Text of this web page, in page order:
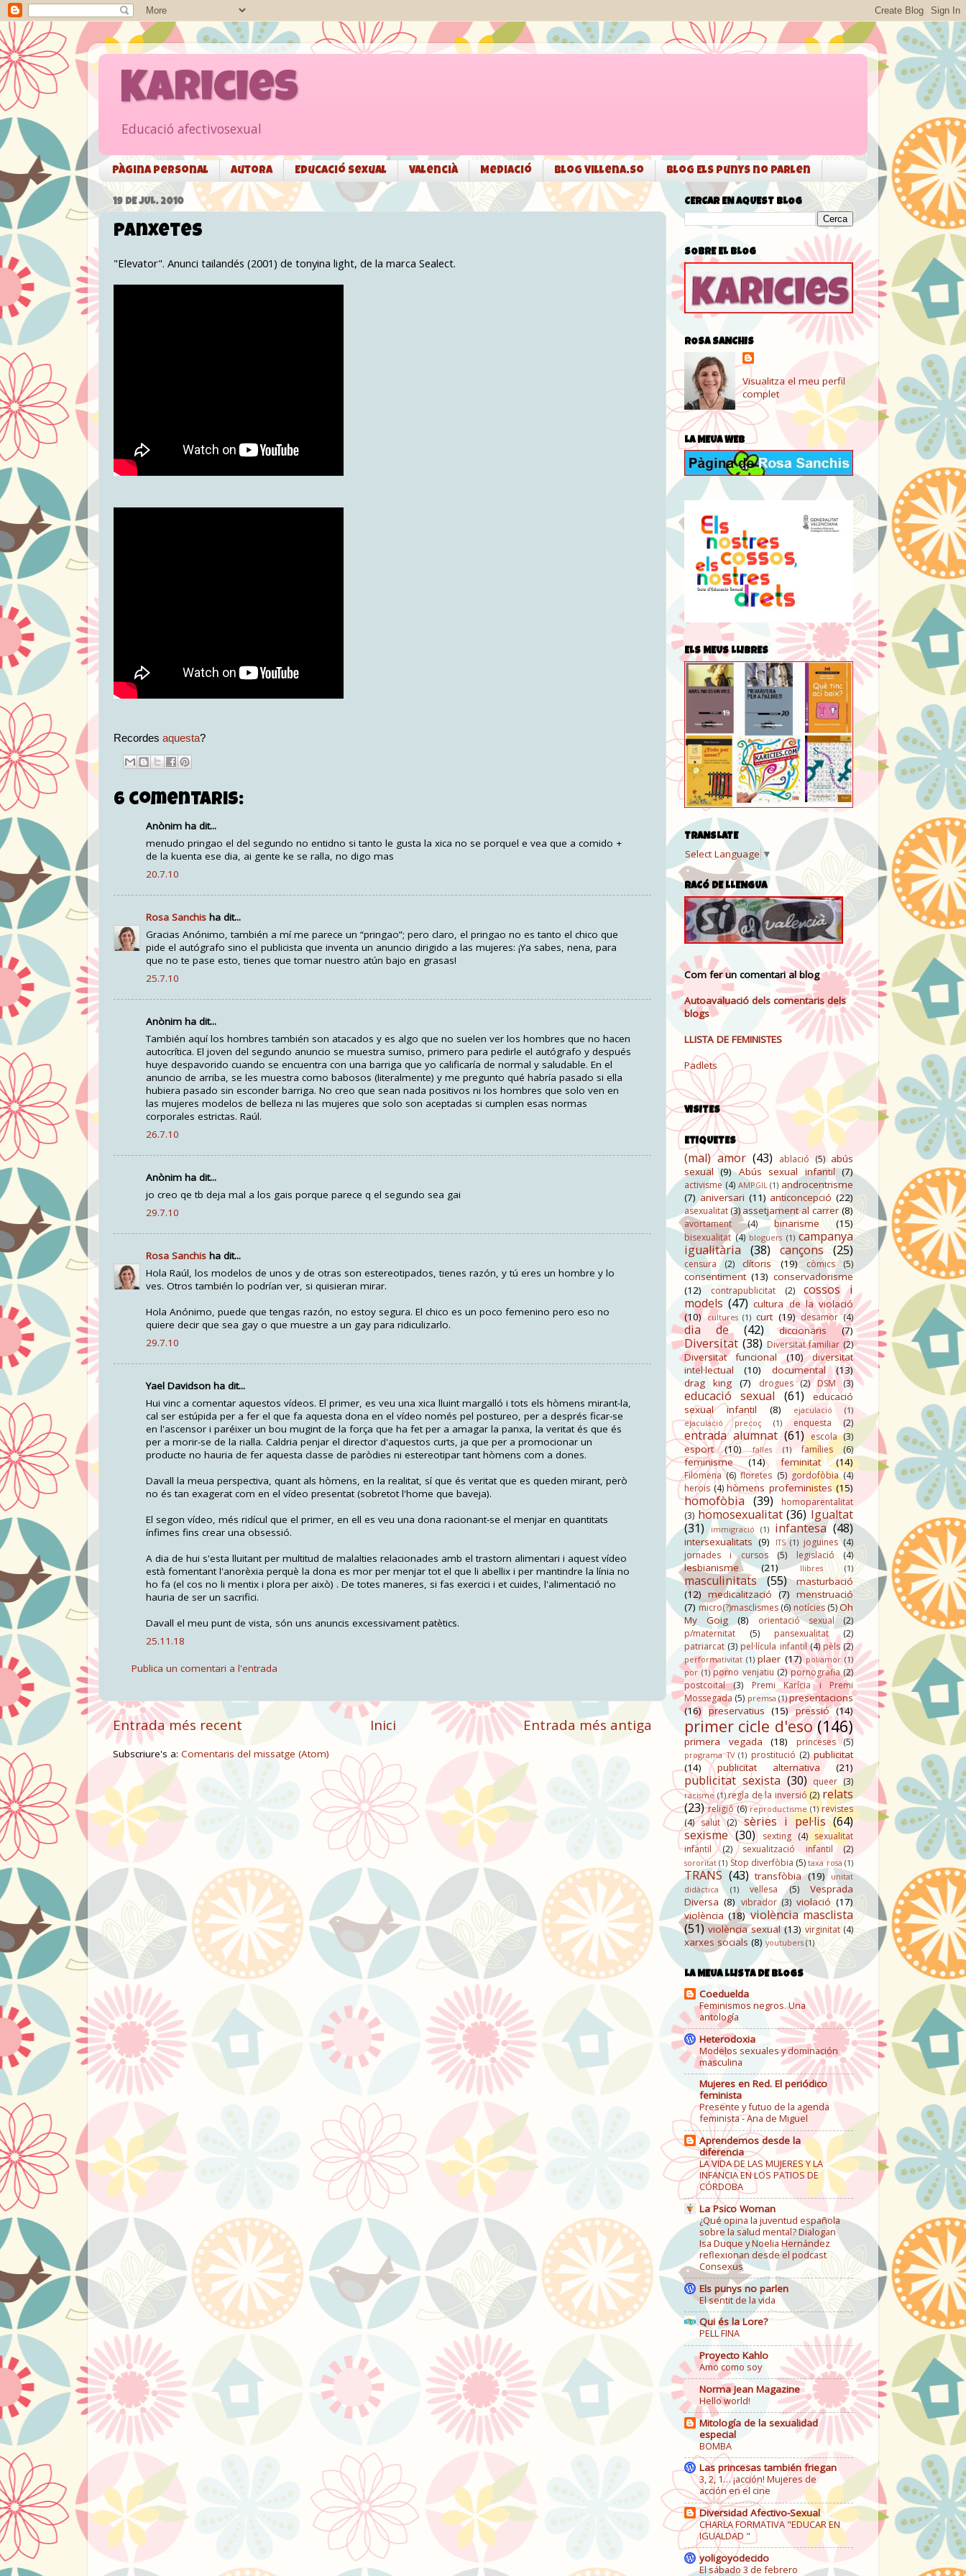
Karicies
Educació afectivosexual
Pàgina personal Autora Educació sexual Valencià Mediació Blog Villena.so Blog Els punys no parlen
19 DE JUL. 2010
Panxetes
"Elevator". Anunci tailandés (2001) de tonyina light, de la marca Sealect.
Recordes aquesta?
6 comentaris:
Anònim ha dit...
menudo pringao el del segundo no entidno si tanto le gusta la xica no se porquel e vea que a comido +
de la kuenta ese dia, ai gente ke se ralla, no digo mas
20.7.10
Rosa Sanchis ha dit...
Gracias Anónimo, también a mí me parece un “pringao”; pero claro, el pringao no es tanto el chico que
pide el autógrafo sino el publicista que inventa un anuncio dirigido a las mujeres: ¡Ya sabes, nena, para
que no te pase esto, tienes que tomar nuestro atún bajo en grasas!
25.7.10
Anònim ha dit...
También aquí los hombres también son atacados y es algo que no suelen ver los hombres que no hacen
autocrítica. El joven del segundo anuncio se muestra sumiso, primero para pedirle el autógrafo y después
huye despavorido cuando se encuentra con una barriga que yo calificaría de normal y saludable. En el
anuncio de arriba, se les muestra como babosos (literalmente) y me pregunto qué habría pasado si ella
hubiera pasado sin esconder barriga. No creo que sean nada positivos ni los hombres que solo ven en
las mujeres modelos de belleza ni las mujeres que solo son aceptadas si cumplen esas normas
corporales estrictas. Raúl.
26.7.10
Anònim ha dit...
jo creo qe tb deja mal a los gais porque parece q el segundo sea gai
29.7.10
Rosa Sanchis ha dit...
Hola Raúl, los modelos de unos y de otras son estereotipados, tienes razón, y tú eres un hombre y lo
ves. Otros también lo podrían ver, si quisieran mirar.
Hola Anónimo, puede que tengas razón, no estoy segura. El chico es un poco femenino pero eso no
quiere decir que sea gay o que muestre a un gay para ridiculizarlo.
29.7.10
Yael Davidson ha dit...
Hui vinc a comentar aquestos vídeos. El primer, es veu una xica lluint margalló i tots els hòmens mirant-la,
cal ser estúpida per a fer el que fa aquesta dona en el vídeo només pel postureo, per a després ficar-se
en l'ascensor i paréixer un bou mugint de la força que ha fet per a amagar la panxa, la veritat és que és
per a morir-se de la rialla. Caldria penjar el director d'aquestos curts, ja que per a promocionar un
producte no hauria de fer aquesta classe de paròdies ni estereotipar tant hòmens com a dones.
Davall la meua perspectiva, quant als hòmens, en la realitat, sí que és veritat que es queden mirant, però
no és tan exagerat com en el vídeo presentat (sobretot l'home que baveja).
El segon vídeo, més ridícul que el primer, en ell es veu una dona racionant-se el menjar en quantitats
ínfimes fins crear una obsessió.
A dia de hui s'esta lluitant per multitud de malalties relacionades amb el trastorn alimentari i aquest vídeo
està fomentant l'anorèxia perquè la dona es mor per menjar tot el que li abellix i per mantindre la línia no
ho fa (el cos no li mentix i plora per això) . De totes maneres, si fas exercici i et cuides, l'alimentació no
hauria de ser un sacrifici.
Davall el meu punt de vista, són uns anuncis excessivament patètics.
25.11.18
Publica un comentari a l'entrada
Entrada més recent Entrada més antiga
Inici
Subscriure's a: Comentaris del missatge (Atom)
CERCAR EN AQUEST BLOG
SOBRE EL BLOG
ROSA SANCHIS
Visualitza el meu perfil
complet
LA MEUA WEB
ELS MEUS LLIBRES
TRANSLATE
Select Language ▼
RACÓ DE LLENGUA
Com fer un comentari al blog
Autoavaluació dels comentaris dels
blogs
LLISTA DE FEMINISTES
Padlets
VISITES
ETIQUETES
(mal) amor (43) ablació (5) abús
sexual (9) Abús sexual infantil (7)
activisme (4) AMPGIL (1) androcentrisme
(7) aniversari (11) anticoncepció (22)
asexualitat (3)assetjament al carrer (8)
avortament (4) binarisme (15)
bisexualitat (4) bloguers (1) campanya
igualitària
(38) cançons (25)
censura (2) clítoris (19) còmics (5)
consentiment (13) conservadorisme
(12)
contrapublicitat (2)
cossos i
models (47) cultura de la violació
(10) cultures (1) curt (19) desamor (4)
dia de (42) diccionaris (7)
Diversitat (38) Diversitat familiar (2)
Diversitat funcional (10)
diversitat
intel·lectual
(10) documental
(13)
drag king
(7) drogues (2) DSM (3)
educació sexual (61)
educació
sexual infantil
(8) ejaculació
(1)
ejaculació precoç
(1) enquesta (2)
entrada alumnat (61) escola (3)
esport (10) falles (1) famílies (6)
feminisme (14) feminitat (14)
Filomena (6) floretes (5) gordofòbia (4)
herois (4) hòmens profeministes (15)
homofòbia (39)
homoparentalitat
(3) homosexualitat (36) Igualtat
(31)
immigració (1) infantesa (48)
intersexualitats (9) ITS (1) joguines (4)
jornades i cursos
(5) legislació (4)
lesbianisme (21) llibres (1)
masculinitats (55)
masturbació
(12) medicalització (7) menstruació
(7) micro(?)masclismes (6) notícies(5)Oh
My Goig
(8) orientació sexual
(2)
p/maternitat
(5) pansexualitat
(2)
patriarcat (3) pel·lícula infantil (4) pèls (2)
performativitat (1) plaer (17) poliamor (1)
por (1) porno venjatiu (2) pornografia (2)
postcoital
(3)
Premi Karícia i Premi
Mossegada (5) premsa (1) presentacions
(16) preservatius (15) pressió (14)
primer cicle d'eso (146)
primera vegada (18) princeses (5)
programa TV (1) prostitució (2) publicitat
(14)
publicitat alternativa (21)
publicitat sexista (30) queer (3)
racisme (1) regla de la inversió (2) relats
(23) religió (6) reproductisme (1) revistes
(4) salut (2) sèries i pel·lis (64)
sexisme (30) sexting (4) sexualitat
infantil
(2) sexualització infantil (2)
sororitat (1) Stop diverfòbia (5) taxa rosa (1)
TRANS (43) transfòbia (19)
unitat
didàctica
(1) vellesa (5)
Vesprada
Diversa (8) vibrador (3) violació (17)
violència (18) violència masclista
(51) violència sexual (13) virginitat (4)
xarxes socials (8) youtubers (1)
LA MEUA LLISTA DE BLOGS
Coeduelda
Feminismos negros. Una
antología
Heterodoxia
Modelos sexuales y dominación
masculina
Mujeres en Red. El periódico
feminista
Presente y futuo de la agenda
feminista - Ana de Miguel
Aprendemos desde la
diferencia
LA VIDA DE LAS MUJERES Y LA
INFANCIA EN LOS PATIOS DE
CÓRDOBA
La Psico Woman
¿Qué opina la juventud española
sobre la salud mental? Dialogan
Isa Duque y Noelia Hernández
reflexionan desde el podcast
Consexus
Els punys no parlen
El sentit de la vida
Qui és la Lore?
PELL FINA
Proyecto Kahlo
Amo como soy
Norma Jean Magazine
Hello world!
Mitología de la sexualidad
especial
BOMBA
Las princesas también friegan
3, 2, 1… ¡acción! Mujeres de
acción en el cine
Diversidad Afectivo-Sexual
CHARLA FORMATIVA "EDUCAR EN
IGUALDAD "
yoligoyodecido
El sábado 3 de febrero